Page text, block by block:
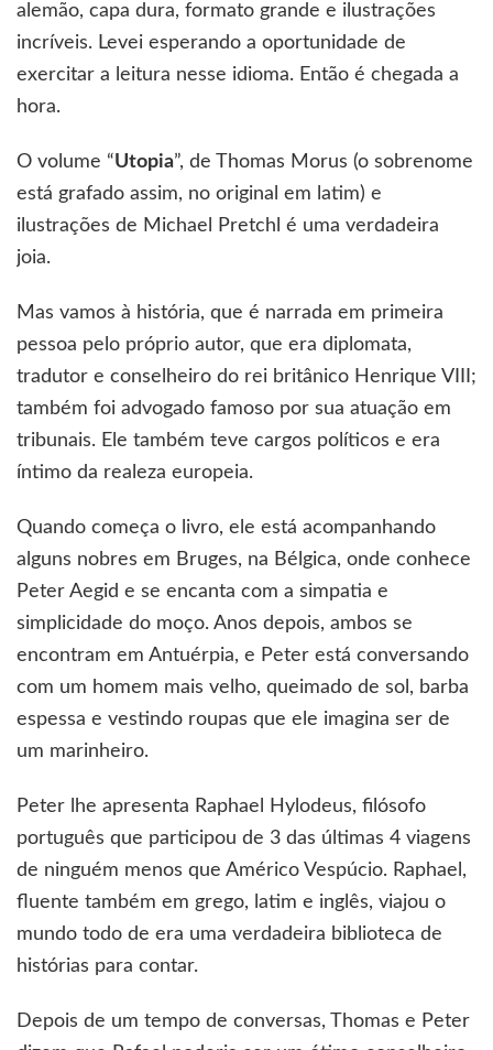
alemão, capa dura, formato grande e ilustrações
incríveis. Levei esperando a oportunidade de
exercitar a leitura nesse idioma. Então é chegada a
hora.
O volume “Utopia”, de Thomas Morus (o sobrenome
está grafado assim, no original em latim) e
ilustrações de Michael Pretchl é uma verdadeira
joia.
Mas vamos à história, que é narrada em primeira
pessoa pelo próprio autor, que era diplomata,
tradutor e conselheiro do rei britânico Henrique VIII;
também foi advogado famoso por sua atuação em
tribunais. Ele também teve cargos políticos e era
íntimo da realeza europeia.
Quando começa o livro, ele está acompanhando
alguns nobres em Bruges, na Bélgica, onde conhece
Peter Aegid e se encanta com a simpatia e
simplicidade do moço. Anos depois, ambos se
encontram em Antuérpia, e Peter está conversando
com um homem mais velho, queimado de sol, barba
espessa e vestindo roupas que ele imagina ser de
um marinheiro.
Peter lhe apresenta Raphael Hylodeus, filósofo
português que participou de 3 das últimas 4 viagens
de ninguém menos que Américo Vespúcio. Raphael,
fluente também em grego, latim e inglês, viajou o
mundo todo de era uma verdadeira biblioteca de
histórias para contar.
Depois de um tempo de conversas, Thomas e Peter